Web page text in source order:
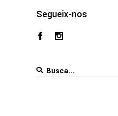
Segueix-nos
Search